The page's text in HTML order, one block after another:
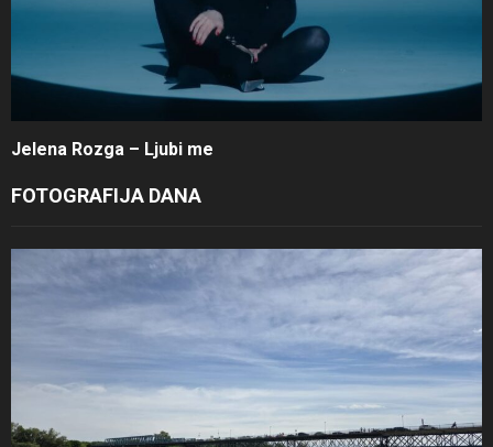
Jelena Rozga – Ljubi me
FOTOGRAFIJA DANA